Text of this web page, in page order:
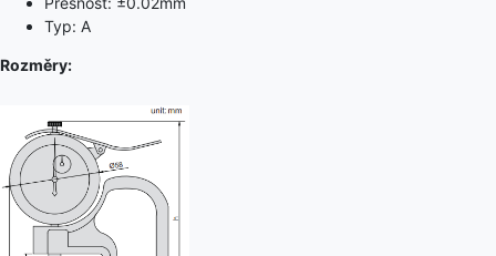
Typ: A
Rozměry: